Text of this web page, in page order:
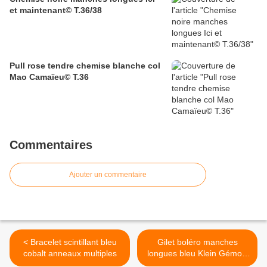
et maintenant© T.36/38
Pull rose tendre chemise blanche col
Mao Camaïeu© T.36
Commentaires
Ajouter un commentaire
< Bracelet scintillant bleu
cobalt anneaux multiples
Gilet boléro manches
longues bleu Klein Gémo©
16ans >